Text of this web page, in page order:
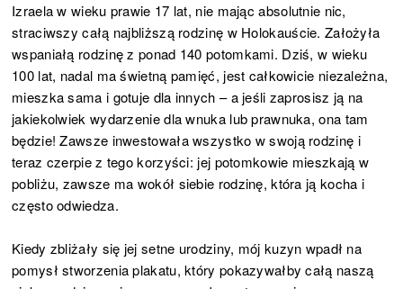
Izraela w wieku prawie 17 lat, nie mając absolutnie nic,
straciwszy całą najbliższą rodzinę w Holokauście. Założyła
wspaniałą rodzinę z ponad 140 potomkami. Dziś, w wieku
100 lat, nadal ma świetną pamięć, jest całkowicie niezależna,
mieszka sama i gotuje dla innych – a jeśli zaprosisz ją na
jakiekolwiek wydarzenie dla wnuka lub prawnuka, ona tam
będzie! Zawsze inwestowała wszystko w swoją rodzinę i
teraz czerpie z tego korzyści: jej potomkowie mieszkają w
pobliżu, zawsze ma wokół siebie rodzinę, która ją kocha i
często odwiedza.
Kiedy zbliżały się jej setne urodziny, mój kuzyn wpadł na
pomysł stworzenia plakatu, który pokazywałby całą naszą